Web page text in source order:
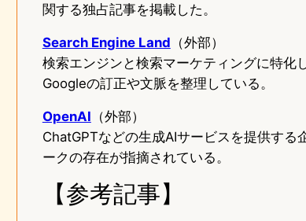
関する独占記事を掲載した。
Search Engine Land （外部）
検索エンジンと検索マーケティングに特化
Googleの訂正や文脈を整理している。
OpenAI （外部）
ChatGPTなどの生成AIサービスを提供す
ークの存在が指摘されている。
【参考記事】